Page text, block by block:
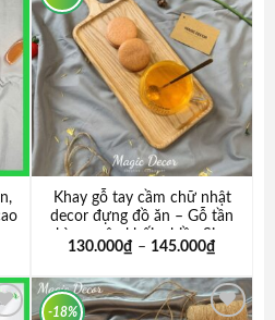
Add to
wishlist
Khay gỗ tay cầm chữ nhật
decor đựng đồ ăn – Gỗ tần
130.000₫ – 145.000₫
-18%